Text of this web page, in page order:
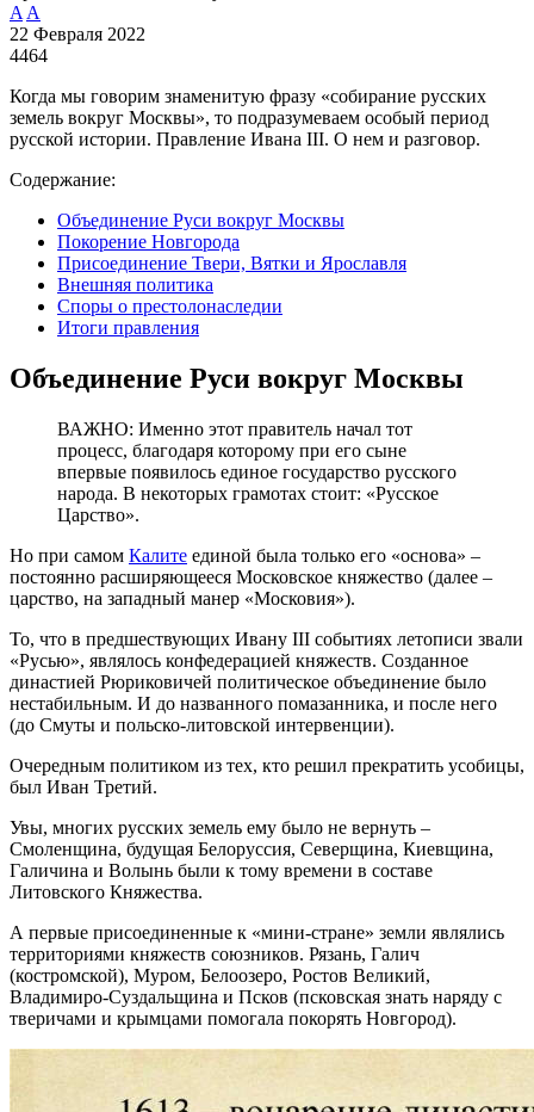
A A
22 Февраля 2022
4464
Когда мы говорим знаменитую фразу «собирание русских
земель вокруг Москвы», то подразумеваем особый период
русской истории. Правление Ивана III. О нем и разговор.
Содержание:
Объединение Руси вокруг Москвы
Покорение Новгорода
Присоединение Твери, Вятки и Ярославля
Внешняя политика
Споры о престолонаследии
Итоги правления
Объединение Руси вокруг Москвы
ВАЖНО: Именно этот правитель начал тот
процесс, благодаря которому при его сыне
впервые появилось единое государство русского
народа. В некоторых грамотах стоит: «Русское
Царство».
Но при самом Калите единой была только его «основа» –
постоянно расширяющееся Московское княжество (далее –
царство, на западный манер «Московия»).
То, что в предшествующих Ивану III событиях летописи звали
«Русью», являлось конфедерацией княжеств. Созданное
династией Рюриковичей политическое объединение было
нестабильным. И до названного помазанника, и после него
(до Смуты и польско-литовской интервенции).
Очередным политиком из тех, кто решил прекратить усобицы,
был Иван Третий.
Увы, многих русских земель ему было не вернуть –
Смоленщина, будущая Белоруссия, Северщина, Киевщина,
Галичина и Волынь были к тому времени в составе
Литовского Княжества.
А первые присоединенные к «мини-стране» земли являлись
территориями княжеств союзников. Рязань, Галич
(костромской), Муром, Белоозеро, Ростов Великий,
Владимиро-Суздальщина и Псков (псковская знать наряду с
тверичами и крымцами помогала покорять Новгород).